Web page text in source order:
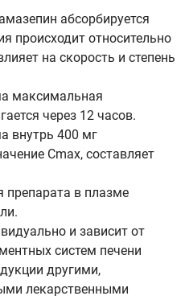
абсорбируется
происходит относительно
на скорость и степень
максимальная
через 12 часов.
внутрь 400 мг
Cmax, составляет
препарата в плазме
и зависит от
систем печени
другими,
лекарственными